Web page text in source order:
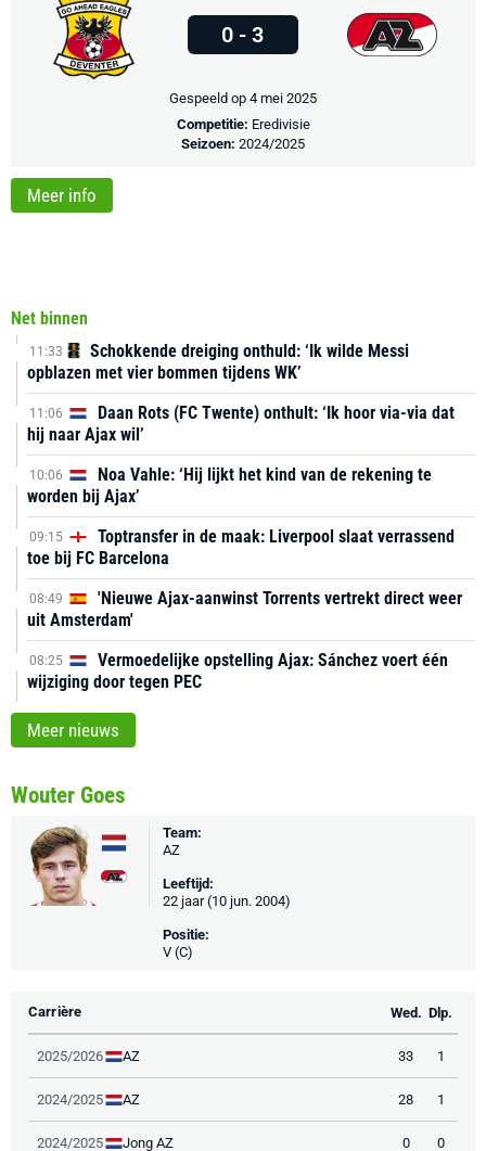
Net binnen
11:33
Schokkende dreiging onthuld: ‘Ik wilde Messi
opblazen met vier bommen tijdens WK’
11:06
Daan Rots (FC Twente) onthult: ‘Ik hoor via-via dat
hij naar Ajax wil’
10:06
Noa Vahle: ‘Hij lijkt het kind van de rekening te
worden bij Ajax’
09:15
Toptransfer in de maak: Liverpool slaat verrassend
toe bij FC Barcelona
08:49
'Nieuwe Ajax-aanwinst Torrents vertrekt direct weer
uit Amsterdam'
08:25
Vermoedelijke opstelling Ajax: Sánchez voert één
wijziging door tegen PEC
Meer nieuws
0 - 3
Gespeeld op 4 mei 2025
Competitie: Eredivisie
Seizoen: 2024/2025
Meer info
Wouter Goes
Team:
AZ
Leeftijd:
22 jaar (10 jun. 2004)
Positie:
V (C)
Carrière Wed. Dlp.
2025/2026 AZ 33 1
2024/2025 AZ 28 1
2024/2025 Jong AZ 0 0